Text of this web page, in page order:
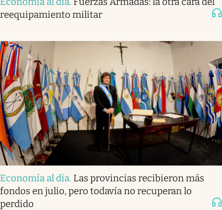
reequipamiento militar
Economía al día. Las provincias recibieron más
fondos en julio, pero todavía no recuperan lo
perdido